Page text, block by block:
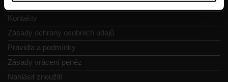
Recenze
Kontakty
Zásady ochrany osobních údajů
Pravidla a podmínky
Zásady vrácení peněz
Nahlásit zneužití